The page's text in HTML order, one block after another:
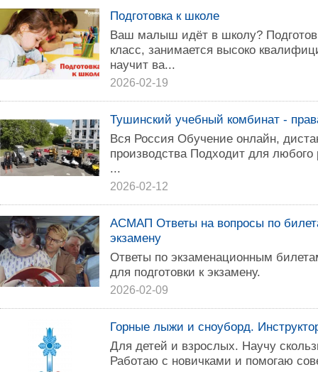
Подготовка к школе
Ваш малыш идёт в школу?
класс, занимается высоко
научит ва...
2026-02-19
Тушинский учебный комбинат -
Вся Россия Обучение онлайн,
производства Подходит для
...
2026-02-12
АСМАП Ответы на вопросы по
экзамену
Ответы по экзаменационным
для подготовки к экзамену.
2026-02-09
Горные лыжи и сноуборд.
Для детей и взрослых. Научу
Работаю с новичками и помогаю